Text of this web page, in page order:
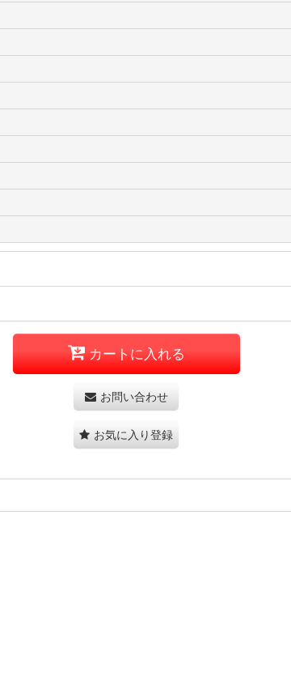
カートに入れる
お問い合わせ
お気に入り登録